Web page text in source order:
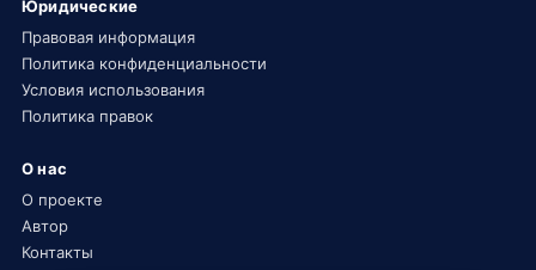
Юридические
Правовая информация
Политика конфиденциальности
Условия использования
Политика правок
О нас
О проекте
Автор
Контакты